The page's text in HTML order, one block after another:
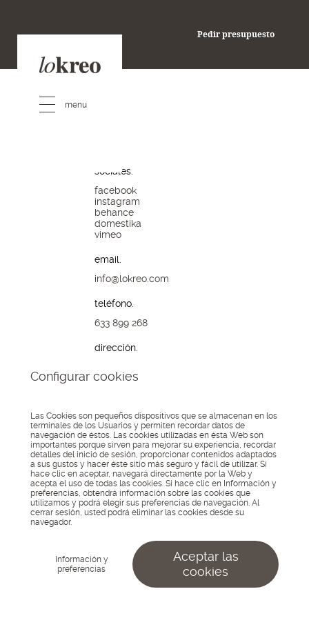
Pedir presupuesto
sociales.
facebook
instagram
behance
domestika
vimeo
email.
info@lokreo.com
teléfono.
633 899 268
dirección.
191
© 2026 Lo Kreo - Estudio
Creativo
Aviso Legal
Política de
privacidad
Política de
cookies
Configurar
cookies
Asociados
a:
Configurar cookies
Las Cookies son pequeños dispositivos que se almacenan en los
terminales de los Usuarios y permiten recordar datos de
navegación de éstos. Las cookies utilizadas en ésta Web son
importantes porque sirven para mejorar su experiencia, recordar
detalles del inicio de sesión, proporcionar contenidos adaptados
a sus gustos y hacer éste sitio más seguro y fácil de utilizar. Si
hace clic en aceptar, navegará directamente por la Web y
acepta el uso de todas las cookies. Si hace clic en Información y
preferencias, obtendrá información sobre las cookies que
utilizamos y podrá elegir sus preferencias de navegación. Al
cerrar sesión, usted podrá eliminar las cookies desde su
navegador.
Información y
preferencias
Aceptar las
cookies